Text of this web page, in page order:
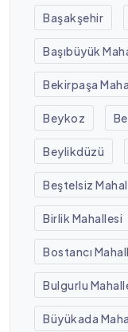
Başakşehir
Başıbüyük
Bekirpaşa
Beykoz
Beylikdüzü
Beştelsiz
Birlik Mahallesi
Bostancı
Bulgurlu
Büyükada